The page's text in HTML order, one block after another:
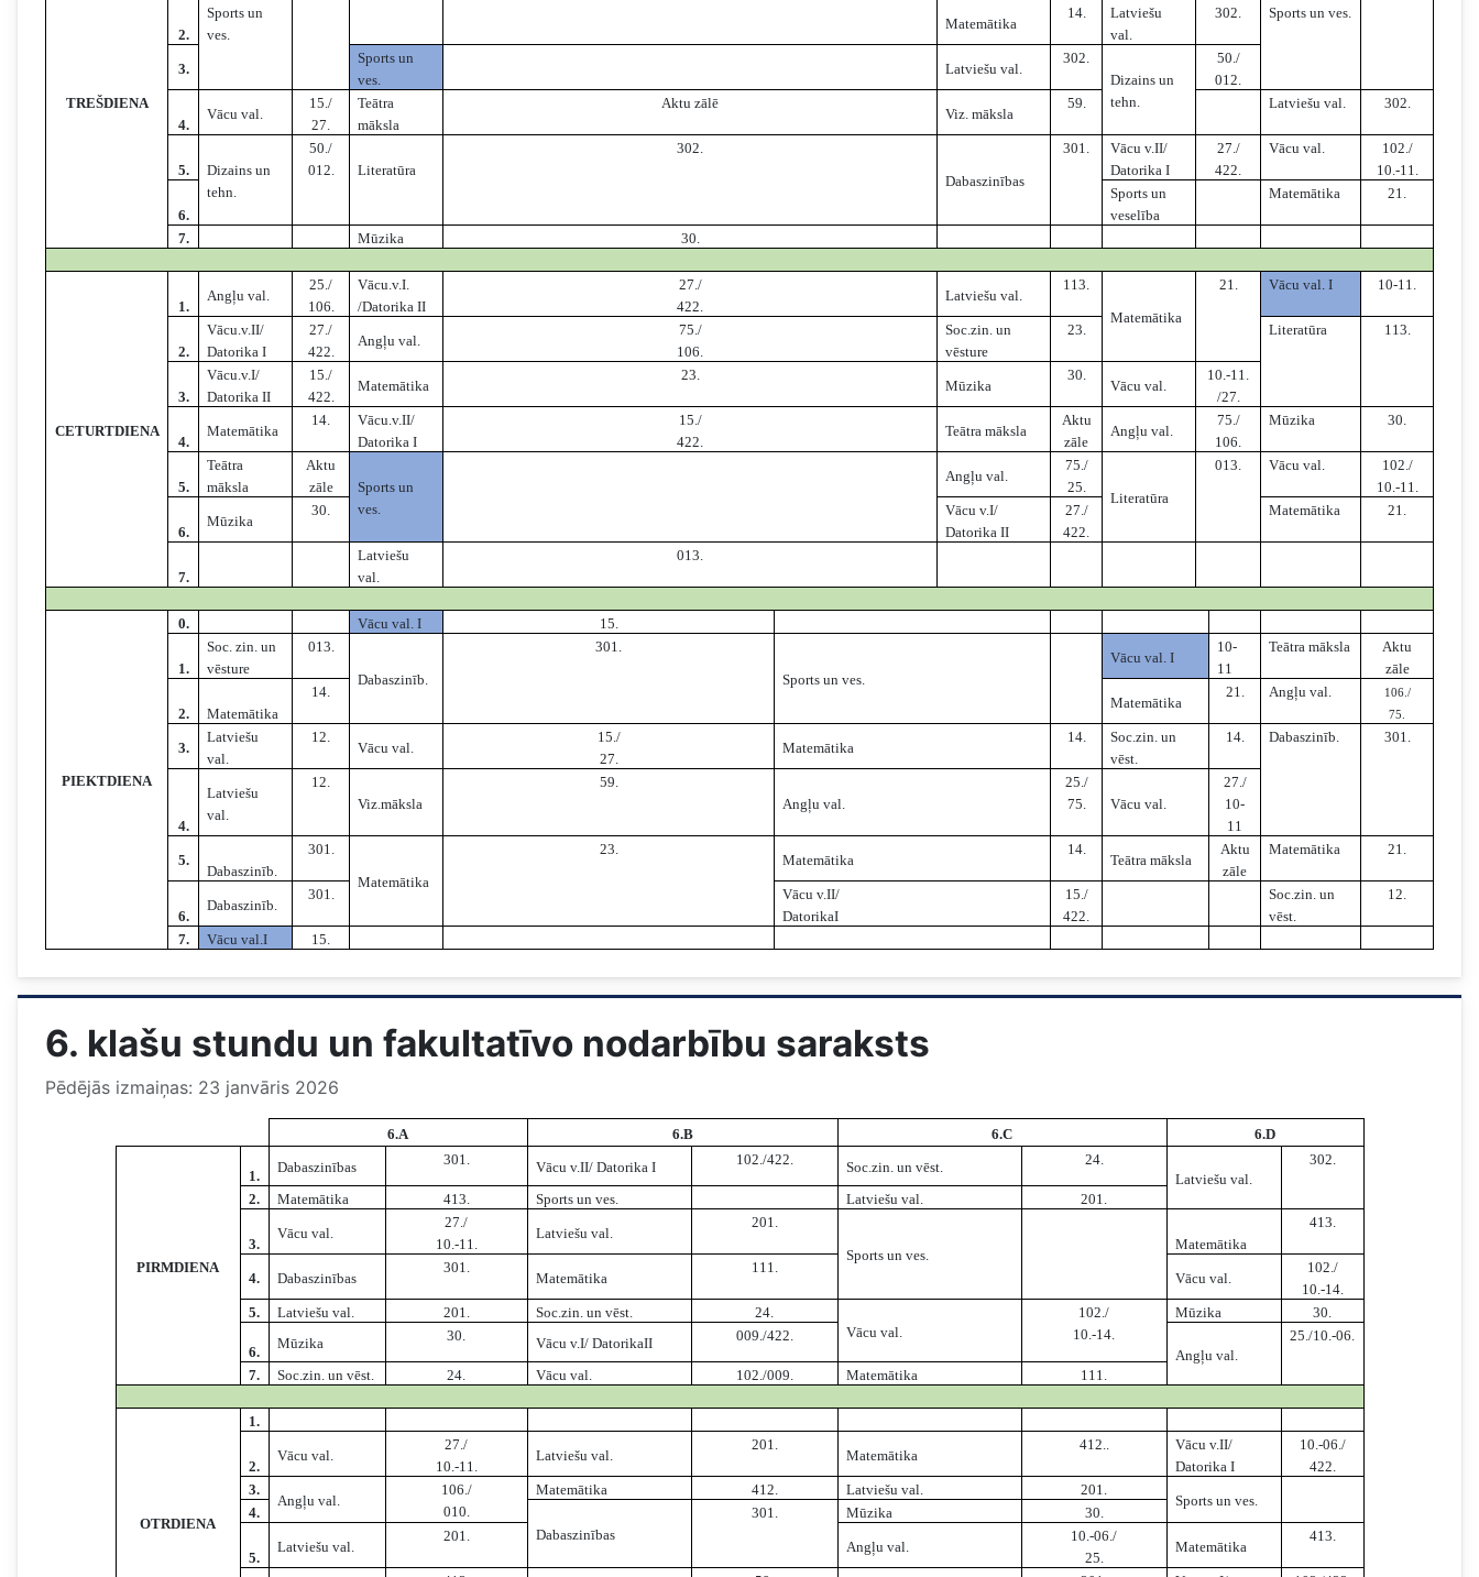
TREŠDIENA
2.
Sports un
ves.
Matemātika
14.
Latviešu
val.
302. Sports un ves.
3.
Sports un
ves.
Latviešu val.
302.
Dizains un
tehn.
50./
012.
4.
Vācu val.
15./
27.
Teātra
māksla
Aktu zālē
Viz. māksla
59. Latviešu val. 302.
5.
Dizains un
tehn.
50./
012.
Literatūra
302.
Dabaszinības
301.
Vācu v.II/
Datorika I
27./
422.
Vācu val.
102./
10.-11.
6.
Sports un
veselība
Matemātika 21.
7. Mūzika 30.
CETURTDIENA
1.
Angļu val.
25./
106.
Vācu.v.I.
/Datorika II
27./
422.
Latviešu val.
113.
Matemātika
21. Vācu val. I 10-11.
2.
Vācu.v.II/
Datorika I
27./
422.
Angļu val.
75./
106.
Soc.zin. un
vēsture
23. Literatūra 113.
3.
Vācu.v.I/
Datorika II
15./
422.
Matemātika
23.
Mūzika
30.
Vācu val.
10.-11.
/27.
4.
Matemātika
14.
Vācu.v.II/
Datorika I
15./
422.
Teātra māksla
Aktu
zāle
Angļu val.
75./
106.
Mūzika 30.
5.
Teātra
māksla
Aktu
zāle
Sports un
ves.
Angļu val.
75./
25.
Literatūra
013. Vācu val.
102./
10.-11.
6.
Mūzika
30.
Vācu v.I/
Datorika II
27./
422.
Matemātika 21.
7.
Latviešu
val.
013.
PIEKTDIENA
0. Vācu val. I 15.
1.
Soc. zin. un
vēsture
013.
Dabaszinīb.
301.
Sports un ves.
Vācu val. I
10-
11
Teātra māksla
Aktu
zāle
2. Matemātika
14.
Matemātika
21. Angļu val.
106./
75.
3.
Latviešu
val.
12.
Vācu val.
15./
27.
Matemātika
14.
Soc.zin. un
vēst.
14. Dabaszinīb. 301.
4.
Latviešu
val.
12.
Viz.māksla
59.
Angļu val.
25./
75.
Vācu val.
27./
10-
11
5.
Dabaszinīb.
301.
Matemātika
23.
Matemātika
14.
Teātra māksla
Aktu
zāle
Matemātika 21.
6.
Dabaszinīb.
301.
Vācu v.II/
DatorikaI
15./
422.
Soc.zin. un
vēst.
12.
7. Vācu val.I 15.
6. klašu stundu un fakultatīvo nodarbību saraksts
Pēdējās izmaiņas: 23 janvāris 2026
6.A 6.B 6.C 6.D
PIRMDIENA
1.
Dabaszinības 301. Vācu v.II/ Datorika I 102./422. Soc.zin. un vēst.
24.
Latviešu val.
302.
2. Matemātika 413. Sports un ves. Latviešu val. 201.
3.
Vācu val.
27./
10.-11.
Latviešu val.
201.
Sports un ves.
Matemātika
413.
4. Dabaszinības
301.
Matemātika
111.
Vācu val.
102./
10.-14.
5.
Latviešu val. 201. Soc.zin. un vēst.
24.
Vācu val.
102./
10.-14.
Mūzika 30.
6.
Mūzika 30. Vācu v.I/ DatorikaII
009./422.
Angļu val.
25./10.-06.
7. Soc.zin. un vēst. 24. Vācu val. 102./009. Matemātika 111.
OTRDIENA
1.
2.
Vācu val.
27./
10.-11.
Latviešu val.
201.
Matemātika
412..
Vācu v.II/
Datorika I
10.-06./
422.
3.
Angļu val.
106./
010.
Matemātika 412. Latviešu val. 201.
Sports un ves.
4.
Dabaszinības
301. Mūzika 30.
5.
Latviešu val.
201.
Angļu val.
10.-06./
25.
Matemātika
413.